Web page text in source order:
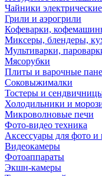
Чайники электрические
Грили и аэрогрили
Кофеварки,
Миксеры, блендеры,
Мультиварки,
Мясорубки
Плиты и варочные
Соковыжималки
Тостеры и
Холодильники и
Микроволновые печи
Фото-видео техника
Аксессуары для фото и
Видеокамеры
Фотоаппараты
Экшн-камеры